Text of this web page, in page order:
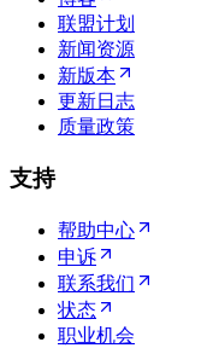
联盟计划
新闻资源
新版本
更新日志
质量政策
支持
帮助中心
申诉
联系我们
状态
职业机会